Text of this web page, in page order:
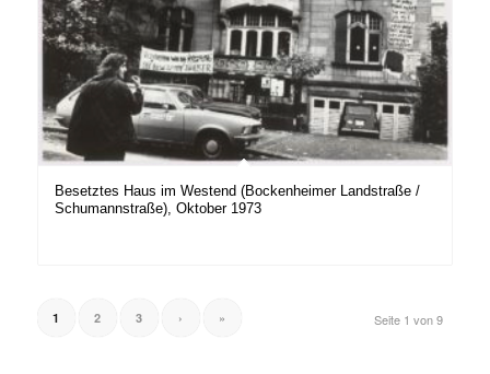
Besetztes Haus im Westend (Bockenheimer Landstraße /
Schumannstraße), Oktober 1973
Seite 1 von 9
1 2 3 › »